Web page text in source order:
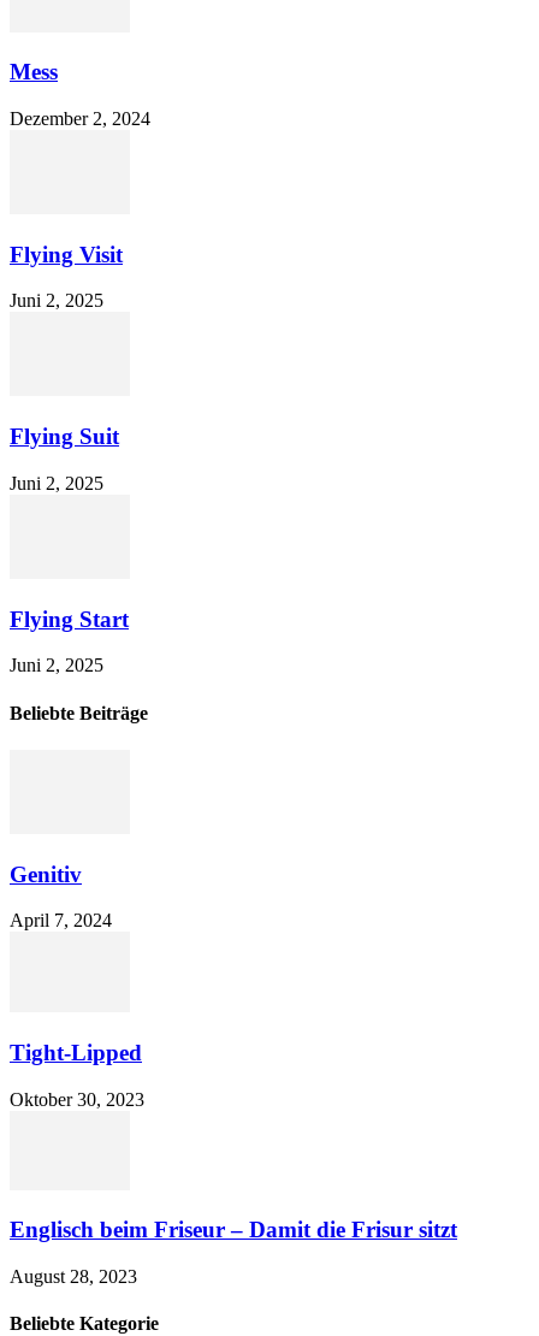
Mess
Dezember 2, 2024
Flying Visit
Juni 2, 2025
Flying Suit
Juni 2, 2025
Flying Start
Juni 2, 2025
Beliebte Beiträge
Genitiv
April 7, 2024
Tight-Lipped
Oktober 30, 2023
Englisch beim Friseur – Damit die Frisur sitzt
August 28, 2023
Beliebte Kategorie